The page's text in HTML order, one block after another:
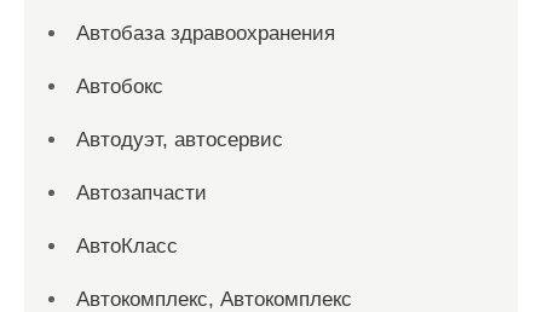
Автобаза здравоохранения
Автобокс
Автодуэт, автосервис
Автозапчасти
АвтоКласс
Автокомплекс, Автокомплекс